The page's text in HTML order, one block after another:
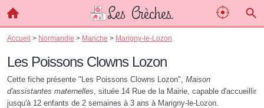
Accueil > Normandie > Manche > Marigny-le-Lozon
Les Poissons Clowns Lozon
Cette fiche présente "Les Poissons Clowns Lozon", Maison
d'assistantes maternelles, située 14 Rue de la Mairie, capable d'accueillir
jusqu'à 12 enfants de 2 semaines à 3 ans à Marigny-le-Lozon.